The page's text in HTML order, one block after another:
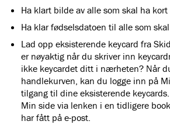
Ha klart bilde av alle som skal ha kort
Ha klar fødselsdatoen til alle som
Lad opp eksisterende keycard fra
er nøyaktig når du skriver inn
ikke keycardet ditt i nærheten? Når
handlekurven, kan du logge inn på
tilgang til dine eksisterende
Min side via lenken i en tidligere
har fått på e-post.